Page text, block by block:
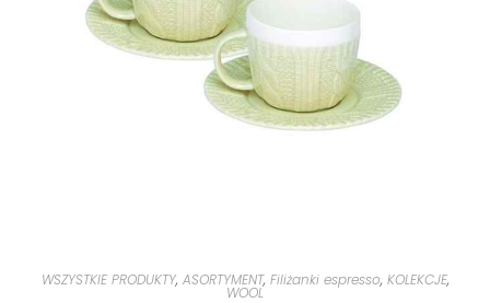
WSZYSTKIE PRODUKTY, ASORTYMENT, Filiżanki espresso, KOLEKCJE,
WOOL